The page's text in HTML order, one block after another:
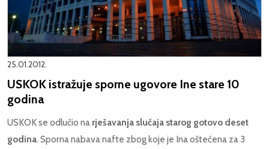
25.01.2012.
USKOK istražuje sporne ugovore Ine stare 10
godina
USKOK se odlučio na rješavanja slučaja starog gotovo deset
godina. Sporna nabava nafte zbog koje je Ina oštećena za 3